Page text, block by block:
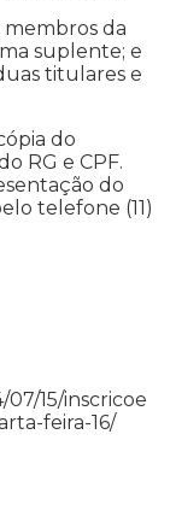
membros da
suplente; e
titulares e
do
RG e CPF.
do
telefone (11)
07/15/inscricoe
feira-16/